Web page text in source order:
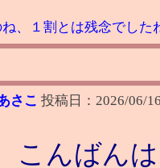
、１割とは残念でした
さこ 投稿日： 2026/06/
んばんは